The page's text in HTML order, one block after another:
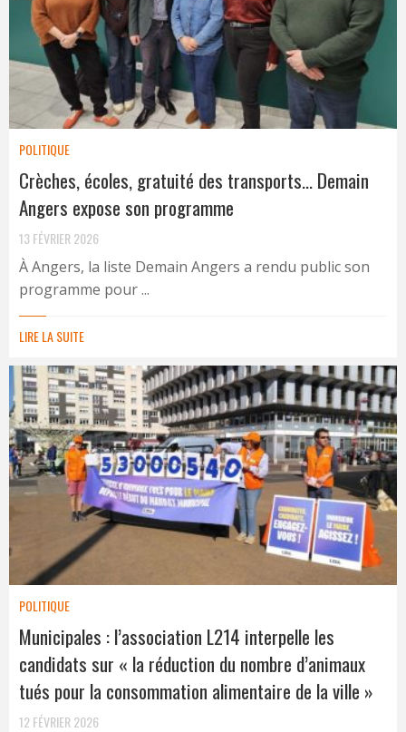
POLITIQUE
Crèches, écoles, gratuité des transports… Demain
Angers expose son programme
13 FÉVRIER 2026
À Angers, la liste Demain Angers a rendu public son
programme pour ...
LIRE LA SUITE
POLITIQUE
Municipales : l’association L214 interpelle les
candidats sur « la réduction du nombre d’animaux
tués pour la consommation alimentaire de la ville »
12 FÉVRIER 2026